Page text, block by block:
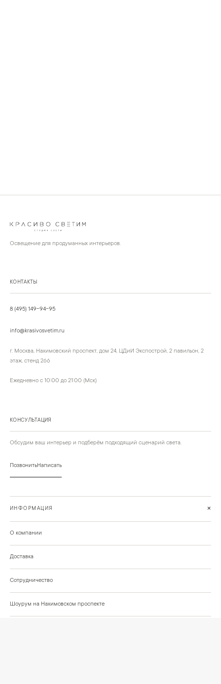
Освещение для продуманных интерьеров.
КОНТАКТЫ
8 (495) 149-94-95
info@krasivosvetim.ru
г. Москва, Нахимовский проспект, дом 24, ЦДиИ Экспострой, 2 павильон, 2
этаж, стенд 266
Ежедневно с 10:00 до 21:00 (Мск)
КОНСУЛЬТАЦИЯ
Обсудим ваш интерьер и подберём подходящий сценарий света.
ПозвонитьНаписать
ИНФОРМАЦИЯ +
О компании
Доставка
Сотрудничество
Шоурум на Нахимовском проспекте